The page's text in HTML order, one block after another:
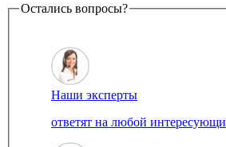
Остались вопросы?
Наши эксперты
ответят на любой